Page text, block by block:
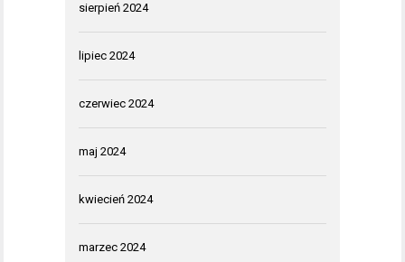
sierpień 2024
lipiec 2024
czerwiec 2024
maj 2024
kwiecień 2024
marzec 2024